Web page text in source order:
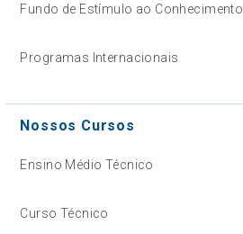
Fundo de Estímulo ao Conhecimento
Programas Internacionais
Nossos Cursos
Ensino Médio Técnico
Curso Técnico